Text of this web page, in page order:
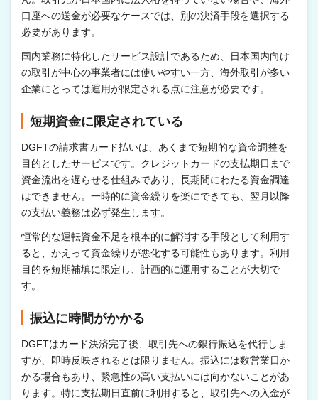
口座への送金が必要なケースでは、別の決済手段を選択する
必要があります。
国内業務に特化したサービス設計であるため、日本国内向け
の取引が中心の事業者には使いやすい一方、海外取引が多い
企業にとっては運用が限定される点に注意が必要です。
短期資金に限定されている
DGFTの請求書カード払いは、あくまで短期的な資金調整を
目的としたサービスです。クレジットカードの支払期日まで
資金流出を遅らせる仕組みであり、長期間にわたる資金調達
はできません。一時的に資金繰りを楽にできても、翌月以降
の支払い義務は必ず発生します。
恒常的な運転資金不足を根本的に解消する手段として利用す
ると、かえって資金繰りが悪化する可能性もあります。利用
目的を短期補填に限定し、計画的に運用することが大切で
す。
振込に時間がかかる
DGFTはカード決済完了後、取引先への銀行振込を代行しま
すが、即時反映されるとは限りません。振込には数営業日か
かる場合もあり、緊急性の高い支払いには向かないことがあ
ります。特に支払期日直前に利用すると、取引先への入金が